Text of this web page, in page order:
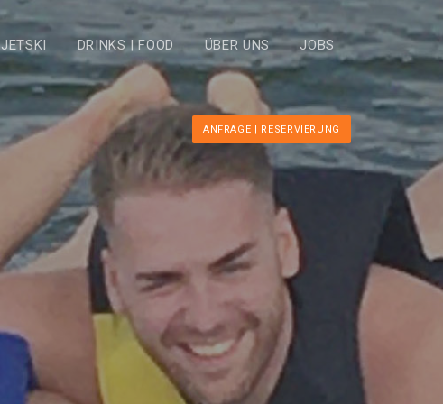
JETSKI DRINKS | FOOD ÜBER UNS JOBS
ANFRAGE | RESERVIERUNG